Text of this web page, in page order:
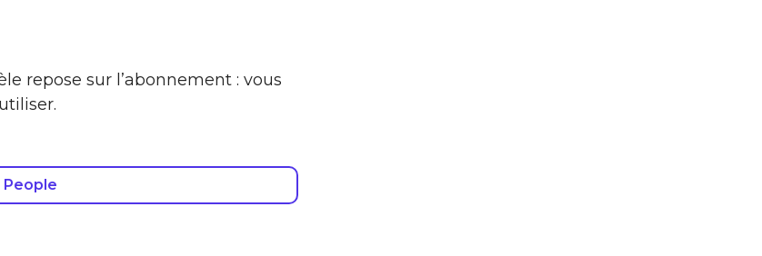
repose sur l’abonnement : vous